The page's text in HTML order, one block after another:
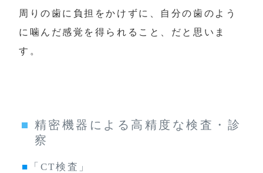
周りの歯に負担をかけずに、自分の歯のよう
に噛んだ感覚を得られること、だと思いま
す。
精密機器による高精度な検査・診
察
■ 「CT検査」